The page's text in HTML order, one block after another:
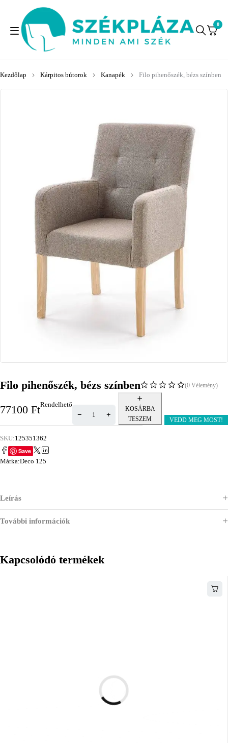
0
Kezdőlap Kárpitos bútorok Kanapék Filo pihenőszék, bézs színben
Filo pihenőszék, bézs színben (0 Vélemény)
77100 FtRendelhető
KOSÁRBA
TESZEM
VEDD MEG MOST!
SKU:125351362
Save
Márka:Deco 125
Leírás
További információk
Kapcsolódó termékek